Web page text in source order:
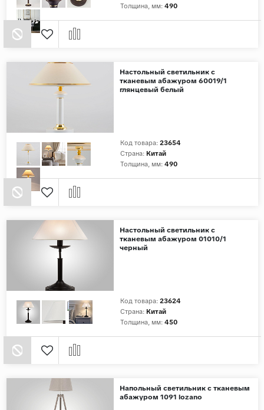
Толщина, мм: 490
Настольный светильник с
тканевым абажуром 60019/1
глянцевый белый
Код товара: 23654
Страна: Китай
Толщина, мм: 490
Настольный светильник с
тканевым абажуром 01010/1
черный
Код товара: 23624
Страна: Китай
Толщина, мм: 450
Напольный светильник с тканевым
абажуром 1091 lozano